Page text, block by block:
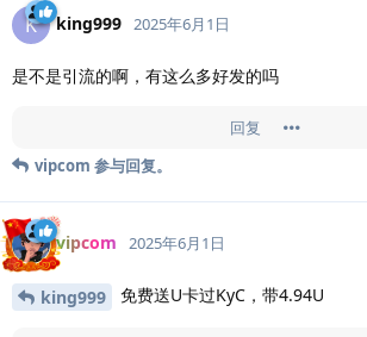
K king999 2025年6月1日
是不是引流的啊，有这么多好发的吗
回复
vipcom 参与回复。
vipcom 2025年6月1日
king999 免费送U卡过KyC，带4.94U